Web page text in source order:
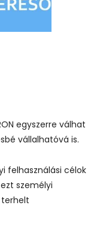
egyszerre válhat
vállalhatóvá is.
felhasználási célok
személyi
terhelt